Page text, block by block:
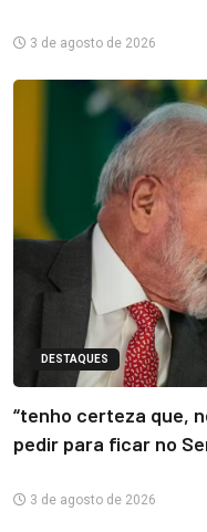
3 de agosto de 2026
DESTAQUES
“tenho certeza que,
pedir para ficar no
3 de agosto de 2026